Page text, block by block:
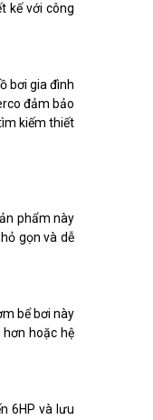
kế với công
bơi gia đình
đảm bảo
kiếm thiết
phẩm này
gọn và dễ
bể bơi này
hoặc hệ
6HP và lưu